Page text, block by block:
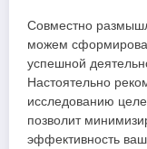
Совместно
можем
успешной
Настоятельно
исследованию
позволит
эффективность